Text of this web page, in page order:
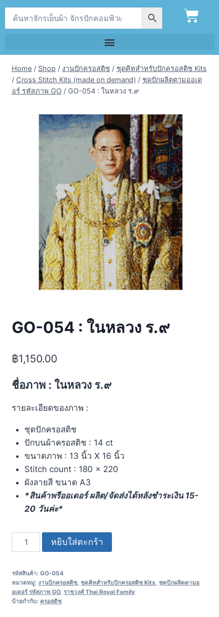
Home / Shop / งานปักครอสติช / ชุดคิทสำหรับปักครอสติช Kits
/ Cross Stitch Kits (made on demand) / ชุดปักผลิตตามออเด
อร์ รหัสภาพ GO / GO-054 : ในหลวง ร.๙
GO-054 : ในหลวง ร.๙
฿1,150.00
ชื่อภาพ : ในหลวง ร.๙
รายละเอียดของภาพ :
ชุดปักครอสติช
ปักบนผ้าครอสติช : 14 ct
ขนาดภาพ : 13 นิ้ว X 16 นิ้ว
Stitch count : 180 x 220
ผังลายสี ขนาด A3
*สินค้าพรีออเดอร์ ผลิต/จัดส่งได้หลังชำระเงิน 15-
20 วันค่ะ*
หยิบใส่ตะกร้า
รหัสสินค้า: GO-054
หมวดหมู่: งานปักครอสติช ชุดคิทสำหรับปักครอสติช Kits ชุดปักผลิตตามอ
อเดอร์ รหัสภาพ GO, ราชวงศ์ Thai Royal Family
ป้ายกำกับ: ครอสติช